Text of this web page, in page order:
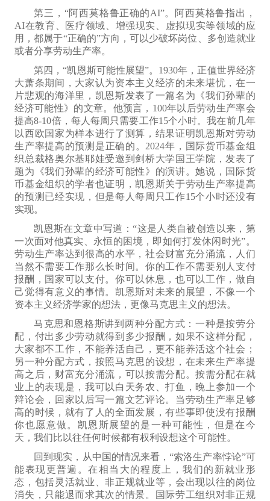
第三，“阿西莫格鲁正确的AI”。阿西莫格鲁指出，
AI在教育、医疗领域、增强现实、 虚拟现实等领域的应
用 ，都属于“正确的”方向，可以少破坏岗位、多创造就业
或者分享劳动生产率。
第四，“凯恩斯可能性展望”。1930年， 正值世界经济
大萧条期间，大家认为资本主义经济的未来堪忧，在一
片悲观的海洋里，凯恩斯发表了一篇名为《我们孙辈的
经济可能性》的文章。他预言，100年以后劳动生产率会
提高8-10倍，每人每周只需要工作15个小时。我在前几年
以西欧国家为样本进行了测算，结果证明凯恩斯对劳动
生产率提高的预测是正确的。2024年，国际货币基金组
织总裁格奥尔基耶娃受邀到剑桥大学国王学院，发表了
题为《我们孙辈的经济可能性》的演讲。她说，国际货
币基金组织的学者也证明，凯恩斯关于劳动生产率提高
的预测已经实现，但是每人每周只工作15个小时还没有
实现。
凯恩斯在文章中写道：“这是人类自被创造以来，第
一次面对他真实、永恒的困境，即如何打发休闲时光”。
劳动生产率达到很高的水平，社会财富充分涌流，人们
当然不需要工作那么长时间。你的工作不需要别人支付
报酬，国家可以支付。你可以休息，也可以工作，做自
己觉得有意义的事情。凯恩斯对未来的展望，不像一个
资本主义经济学家的想法，更像马克思主义的想法。
马克思和恩格斯讲到两种分配方式：一种是按劳分
配，付出多少劳动就得到多少报酬，如果不这样分配，
大家都不工作，不能养活自己，更不能养活这个社会；
另一种分配方式，按照马克思的设想，在未来生产率提
高之后，财富充分涌流，可以按需分配。按需分配在就
业上的表现是，我可以白天务农、打鱼，晚上参加一个
辩论会，回家以后写一篇文艺评论。当劳动生产率足够
高的时候，就有了人的全面发展，有些事即使没有报酬
你也愿意做。凯恩斯展望的是一种可能性，但是在今
天，我们比以往任何时候都有权利设想这个可能性。
回到现实，从中国的情况来看，“索洛生产率悖论”可
能表现更普遍。在相当大的程度上，我们的新就业形
态， 包括灵活就业、非正规就业等，会出现 以往的岗位
消失，只能退而求其次的情景。国际劳工组织对非正规